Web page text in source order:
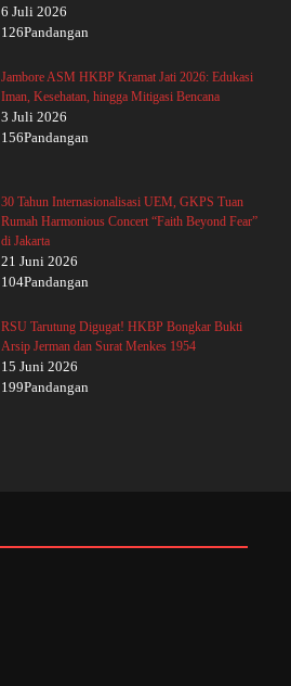
6 Juli 2026
126Pandangan
Jambore ASM HKBP Kramat Jati 2026: Edukasi
Iman, Kesehatan, hingga Mitigasi Bencana
3 Juli 2026
156Pandangan
30 Tahun Internasionalisasi UEM, GKPS Tuan
Rumah Harmonious Concert “Faith Beyond Fear”
di Jakarta
21 Juni 2026
104Pandangan
RSU Tarutung Digugat! HKBP Bongkar Bukti
Arsip Jerman dan Surat Menkes 1954
15 Juni 2026
199Pandangan